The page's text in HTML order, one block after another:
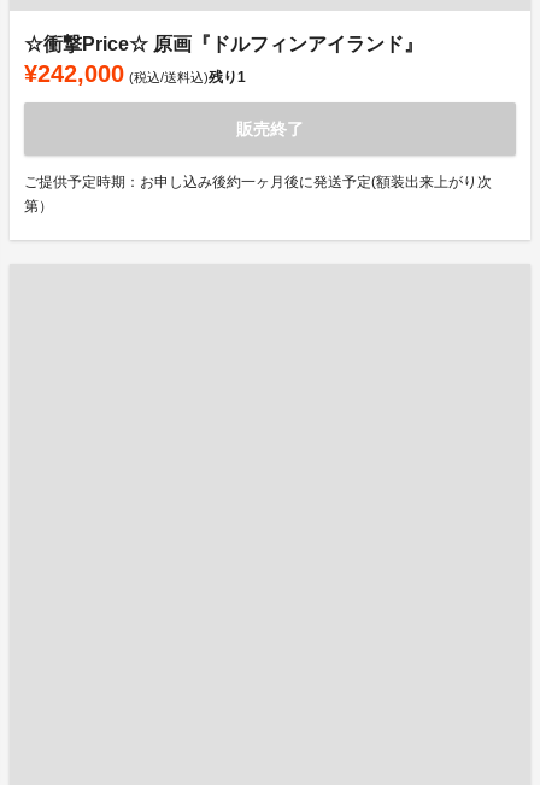
☆衝撃Price☆ 原画『ドルフィンアイランド』
¥242,000 (税込/送料込)残り1
販売終了
ご提供予定時期：お申し込み後約一ヶ月後に発送予定(額装出来上がり次
第）